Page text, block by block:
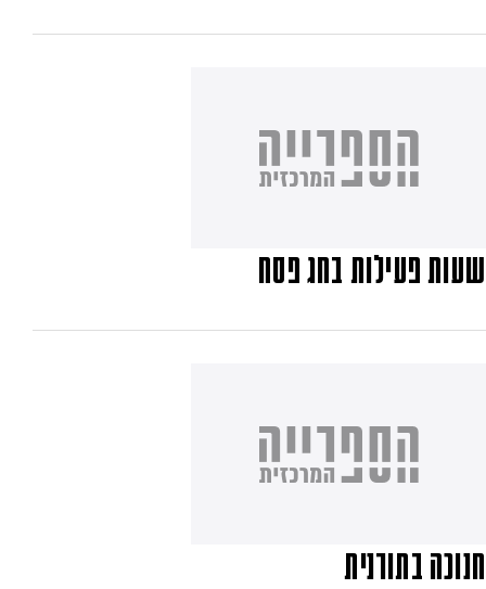
שעות פעילות בחג פסח
חנוכה בתורנית